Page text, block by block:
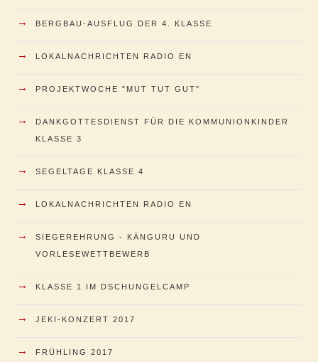
→ BERGBAU-AUSFLUG DER 4. KLASSE
→ LOKALNACHRICHTEN RADIO EN
→ PROJEKTWOCHE "MUT TUT GUT"
→
DANKGOTTESDIENST FÜR DIE KOMMUNIONKINDER
KLASSE 3
→ SEGELTAGE KLASSE 4
→ LOKALNACHRICHTEN RADIO EN
→
SIEGEREHRUNG - KÄNGURU UND
VORLESEWETTBEWERB
→ KLASSE 1 IM DSCHUNGELCAMP
→ JEKI-KONZERT 2017
→ FRÜHLING 2017